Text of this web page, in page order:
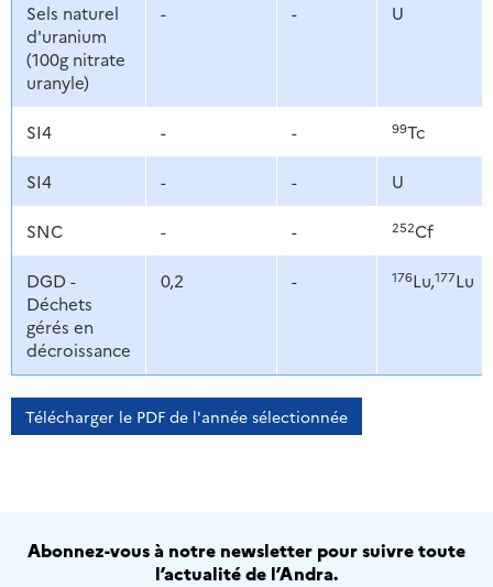
Sels naturel
d'uranium
(100g nitrate
uranyle)
- - U
SI4 - - 99Tc
SI4 - - U
SNC - - 252Cf
DGD -
Déchets
gérés en
décroissance
0,2 - 176Lu,177Lu
Télécharger le PDF de l'année sélectionnée
Abonnez-vous à notre newsletter pour suivre toute
l’actualité de l’Andra.